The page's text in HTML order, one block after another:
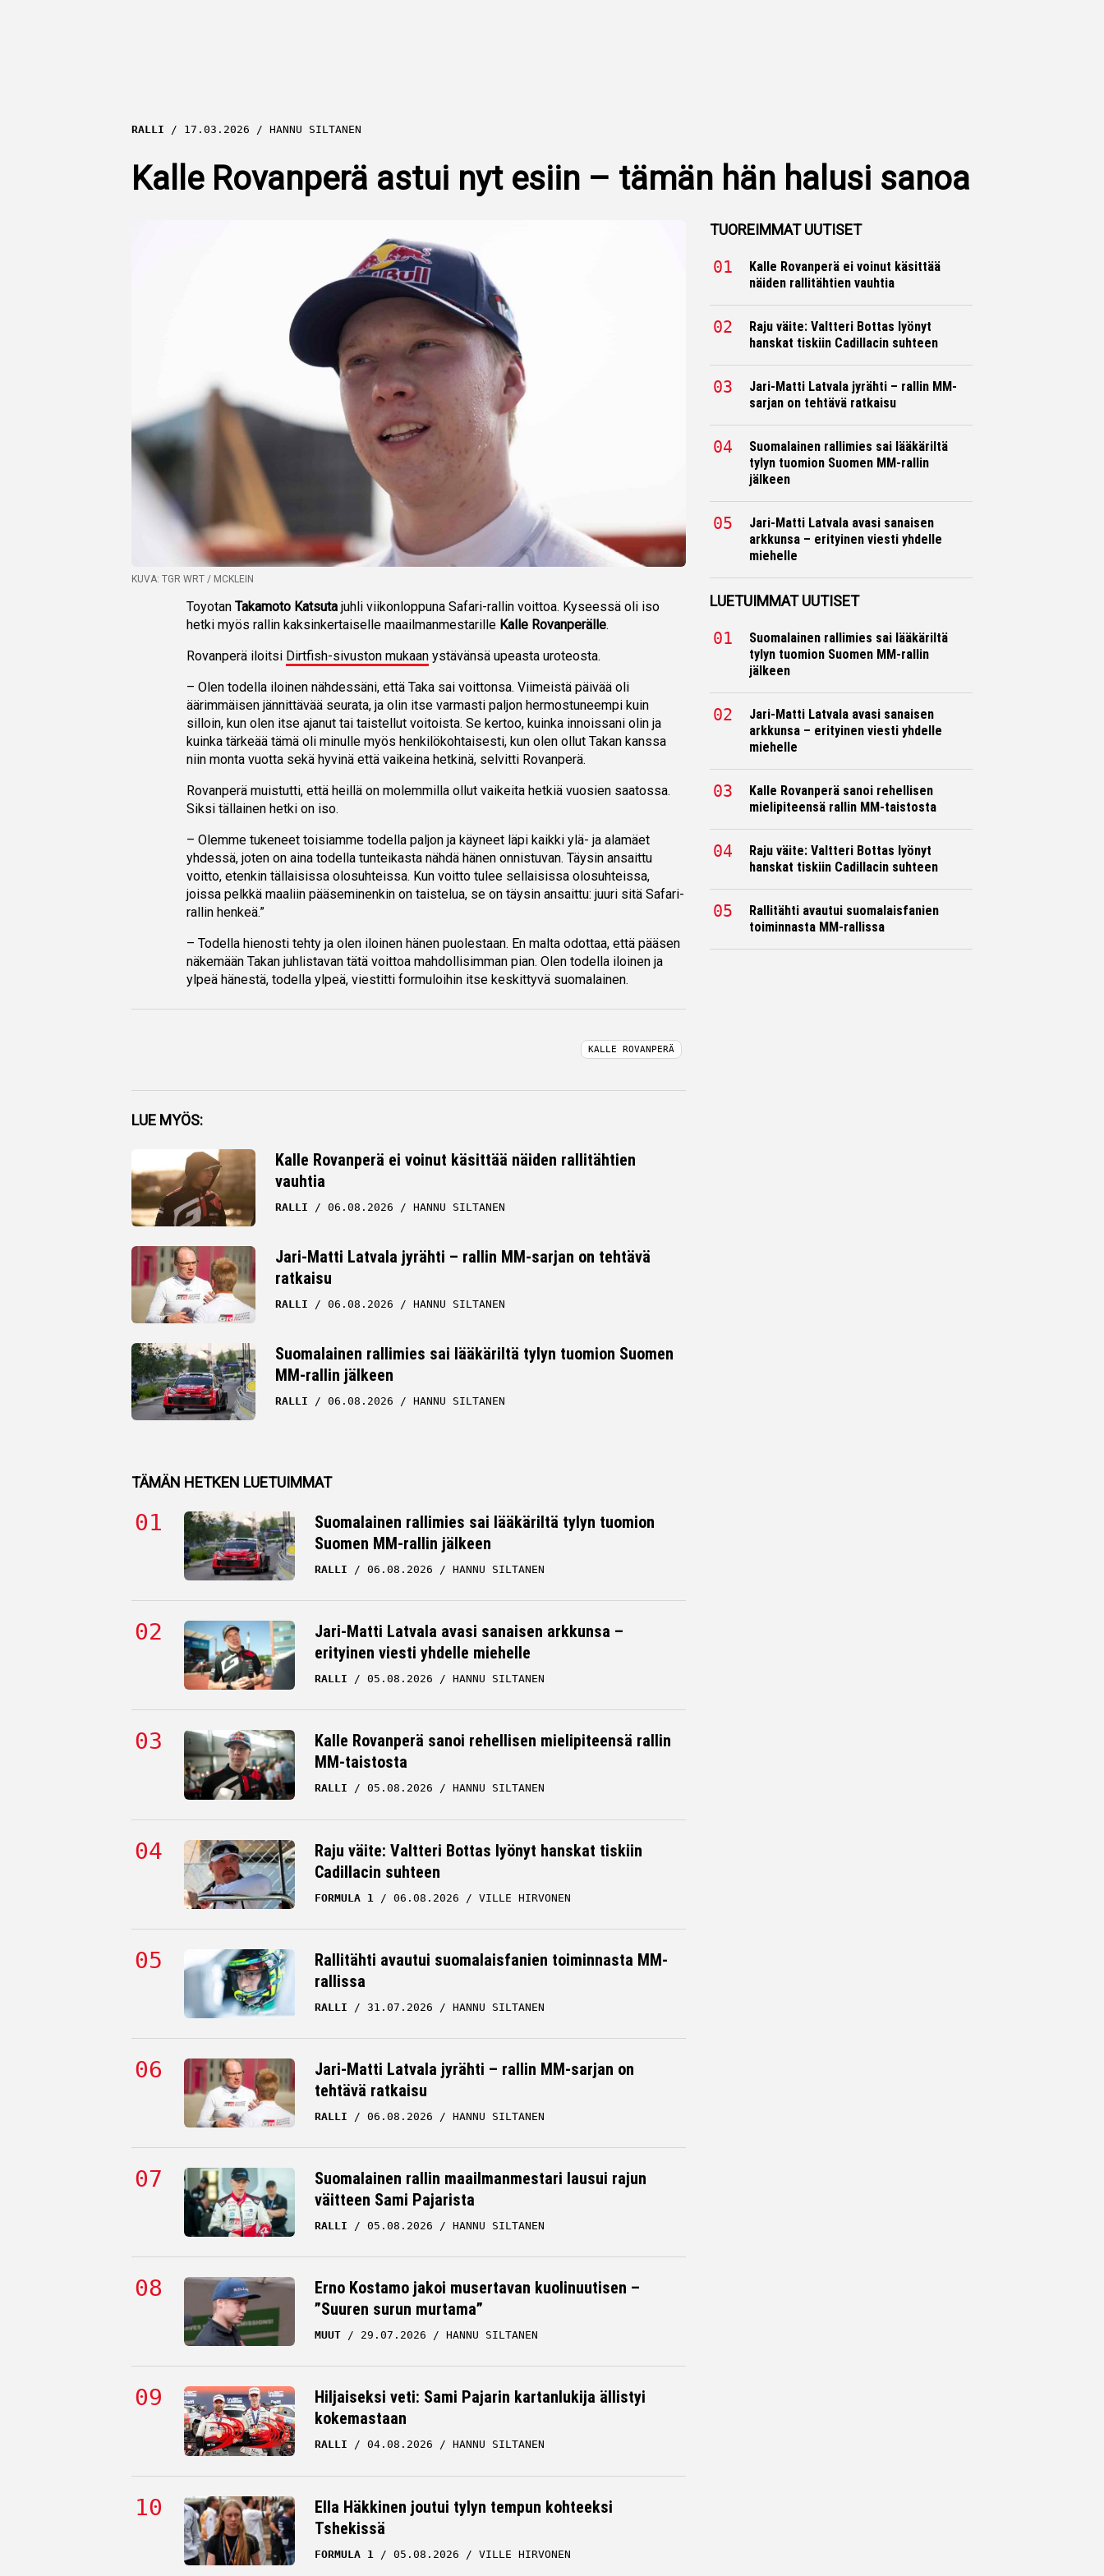
RALLI 17.03.2026 HANNU SILTANEN
Kalle Rovanperä astui nyt esiin – tämän hän halusi sanoa
KUVA: TGR WRT / MCKLEIN
ToyotanTakamoto Katsuta juhli viikonloppuna Safari-rallin voittoa. Kyseessä oli iso
hetki myös rallin kaksinkertaiselle maailmanmestarille Kalle Rovanperälle.
Rovanperä iloitsi Dirtfish-sivuston mukaan ystävänsä upeasta uroteosta.
– Olen todella iloinen nähdessäni, että Taka sai voittonsa. Viimeistä päivää oli
äärimmäisen jännittävää seurata, ja olin itse varmasti paljon hermostuneempi kuin
silloin, kun olen itse ajanut tai taistellut voitoista. Se kertoo, kuinka innoissani olin ja
kuinka tärkeää tämä oli minulle myös henkilökohtaisesti, kun olen ollut Takan kanssa
niin monta vuotta sekä hyvinä että vaikeina hetkinä, selvitti Rovanperä.
Rovanperä muistutti, että heillä on molemmilla ollut vaikeita hetkiä vuosien saatossa.
Siksi tällainen hetki on iso.
– Olemme tukeneet toisiamme todella paljon ja käyneet läpi kaikki ylä- ja alamäet
yhdessä, joten on aina todella tunteikasta nähdä hänen onnistuvan. Täysin ansaittu
voitto, etenkin tällaisissa olosuhteissa. Kun voitto tulee sellaisissa olosuhteissa,
joissa pelkkä maaliin pääseminenkin on taistelua, se on täysin ansaittu: juuri sitä Safari-
rallin henkeä.”
– Todella hienosti tehty ja olen iloinen hänen puolestaan. En malta odottaa, että pääsen
näkemään Takan juhlistavan tätä voittoa mahdollisimman pian. Olen todella iloinen ja
ylpeä hänestä, todella ylpeä, viestitti formuloihin itse keskittyvä suomalainen.
Facebook
Whatsapp
KALLE ROVANPERÄ
LUE MYÖS:
Kalle Rovanperä ei voinut käsittää näiden rallitähtien
vauhtia
RALLI 06.08.2026 HANNU SILTANEN
Jari-Matti Latvala jyrähti – rallin MM-sarjan on tehtävä
ratkaisu
RALLI 06.08.2026 HANNU SILTANEN
Suomalainen rallimies sai lääkäriltä tylyn tuomion Suomen
MM-rallin jälkeen
RALLI 06.08.2026 HANNU SILTANEN
TÄMÄN HETKEN LUETUIMMAT
Suomalainen rallimies sai lääkäriltä tylyn tuomion
Suomen MM-rallin jälkeen
RALLI 06.08.2026 HANNU SILTANEN
Jari-Matti Latvala avasi sanaisen arkkunsa –
erityinen viesti yhdelle miehelle
RALLI 05.08.2026 HANNU SILTANEN
Kalle Rovanperä sanoi rehellisen mielipiteensä rallin
MM-taistosta
RALLI 05.08.2026 HANNU SILTANEN
Raju väite: Valtteri Bottas lyönyt hanskat tiskiin
Cadillacin suhteen
FORMULA 1 06.08.2026 VILLE HIRVONEN
Rallitähti avautui suomalaisfanien toiminnasta MM-
rallissa
RALLI 31.07.2026 HANNU SILTANEN
Jari-Matti Latvala jyrähti – rallin MM-sarjan on
tehtävä ratkaisu
RALLI 06.08.2026 HANNU SILTANEN
Suomalainen rallin maailmanmestari lausui rajun
väitteen Sami Pajarista
RALLI 05.08.2026 HANNU SILTANEN
Erno Kostamo jakoi musertavan kuolinuutisen –
”Suuren surun murtama”
MUUT 29.07.2026 HANNU SILTANEN
Hiljaiseksi veti: Sami Pajarin kartanlukija ällistyi
kokemastaan
RALLI 04.08.2026 HANNU SILTANEN
Ella Häkkinen joutui tylyn tempun kohteeksi
Tshekissä
FORMULA 1 05.08.2026 VILLE HIRVONEN
TUOREIMMAT UUTISET
Kalle Rovanperä ei voinut käsittää
näiden rallitähtien vauhtia
Raju väite: Valtteri Bottas lyönyt
hanskat tiskiin Cadillacin suhteen
Jari-Matti Latvala jyrähti – rallin MM-
sarjan on tehtävä ratkaisu
Suomalainen rallimies sai lääkäriltä
tylyn tuomion Suomen MM-rallin
jälkeen
Jari-Matti Latvala avasi sanaisen
arkkunsa – erityinen viesti yhdelle
miehelle
LUETUIMMAT UUTISET
Suomalainen rallimies sai lääkäriltä
tylyn tuomion Suomen MM-rallin
jälkeen
Jari-Matti Latvala avasi sanaisen
arkkunsa – erityinen viesti yhdelle
miehelle
Kalle Rovanperä sanoi rehellisen
mielipiteensä rallin MM-taistosta
Raju väite: Valtteri Bottas lyönyt
hanskat tiskiin Cadillacin suhteen
Rallitähti avautui suomalaisfanien
toiminnasta MM-rallissa